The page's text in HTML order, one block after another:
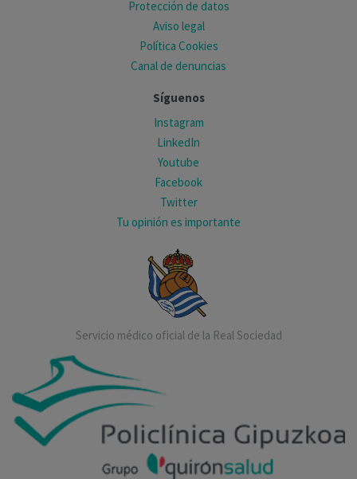
Protección de datos
Aviso legal
Política Cookies
Canal de denuncias
Síguenos
Instagram
LinkedIn
Youtube
Facebook
Twitter
Tu opinión es importante
Servicio médico oficial de la Real Sociedad